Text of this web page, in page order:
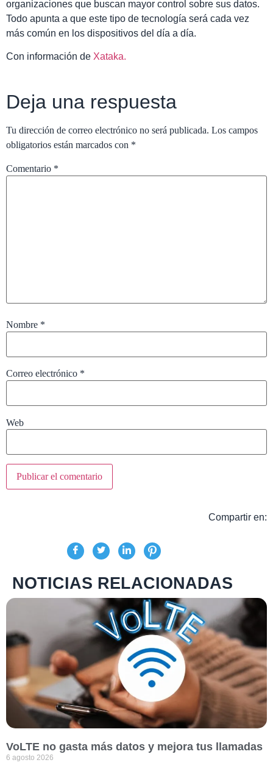
organizaciones que buscan mayor control sobre sus datos.
Todo apunta a que este tipo de tecnología será cada vez
más común en los dispositivos del día a día.
Con información de Xataka.
Deja una respuesta
Tu dirección de correo electrónico no será publicada. Los campos
obligatorios están marcados con *
Comentario *
Nombre *
Correo electrónico *
Web
Compartir en:
NOTICIAS RELACIONADAS
VoLTE no gasta más datos y mejora tus llamadas
6 agosto 2026